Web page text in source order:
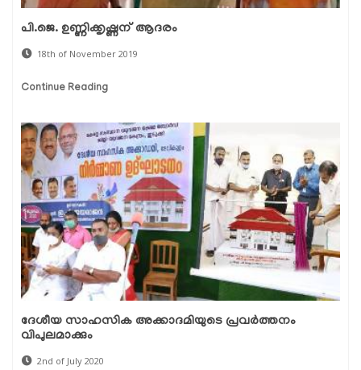
പി.ജെ. ഉണ്ണിക്കൃഷ്ണന് ആദരം
18th of November 2019
Continue Reading
ദേശീയ സാഹസിക അക്കാദമിയുടെ പ്രവര്‍ത്തനം
വിപുലമാക്കും
2nd of July 2020